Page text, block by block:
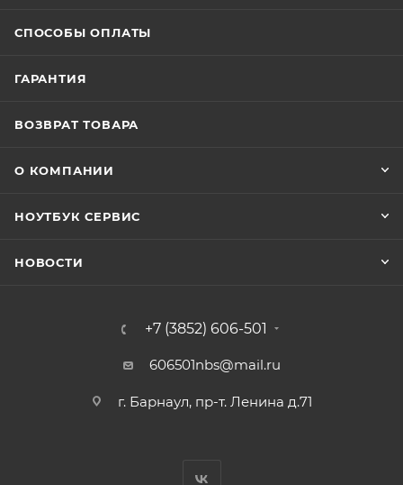
СПОСОБЫ ОПЛАТЫ
ГАРАНТИЯ
ВОЗВРАТ ТОВАРА
О КОМПАНИИ
НОУТБУК СЕРВИС
НОВОСТИ
+7 (3852) 606-501
606501nbs@mail.ru
г. Барнаул, пр-т. Ленина д.71